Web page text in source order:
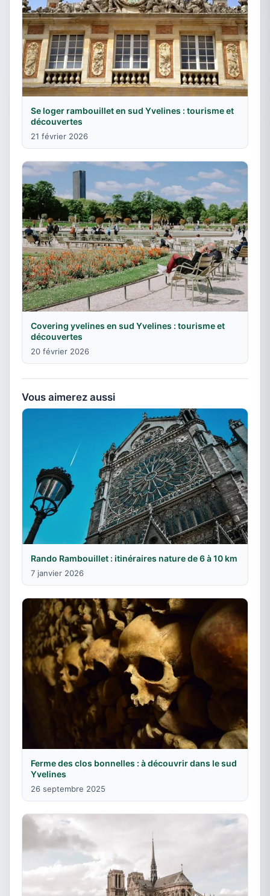
Se loger rambouillet en sud Yvelines : tourisme et
découvertes
21 février 2026
Covering yvelines en sud Yvelines : tourisme et
découvertes
20 février 2026
Vous aimerez aussi
Rando Rambouillet : itinéraires nature de 6 à 10 km
7 janvier 2026
Ferme des clos bonnelles : à découvrir dans le sud
Yvelines
26 septembre 2025